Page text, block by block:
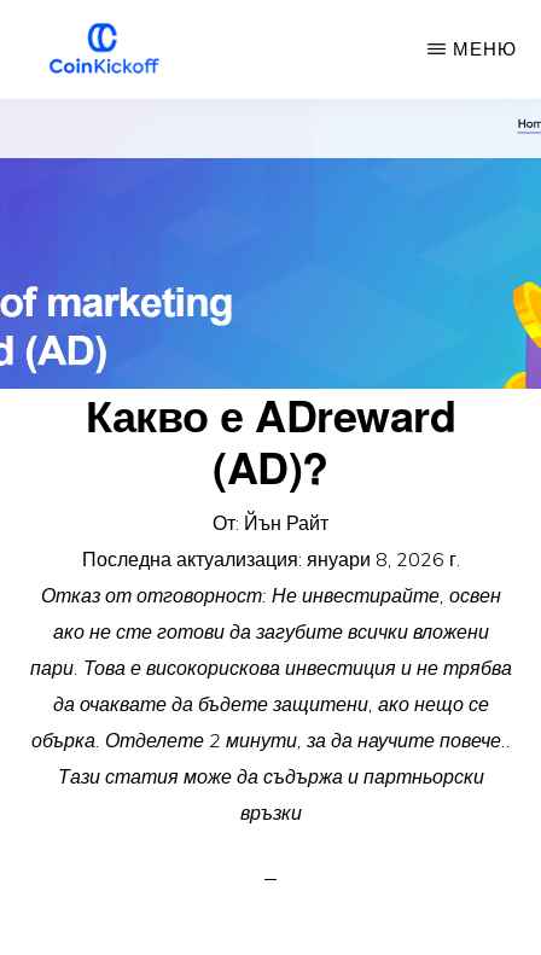
МЕНЮ
Какво е ADreward
(AD)?
От: Йън Райт
Последна актуализация: януари 8, 2026 г.
Отказ от отговорност: Не инвестирайте, освен
ако не сте готови да загубите всички вложени
пари. Това е високорискова инвестиция и не трябва
да очаквате да бъдете защитени, ако нещо се
обърка. Отделете 2 минути, за да научите повече..
Тази статия може да съдържа и партньорски
връзки